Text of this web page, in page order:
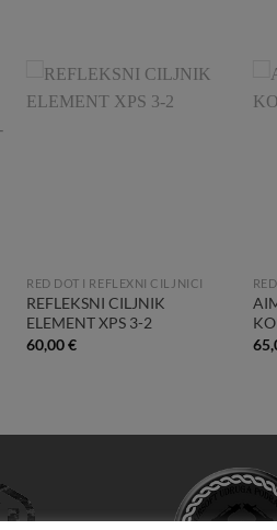
RED DOT I REFLEXNI CILJNICI
REFLEKSNI CILJNIK
ELEMENT XPS 3-2
60,00€